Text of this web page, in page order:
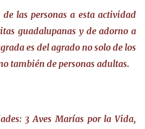
de las personas a esta actividad
guadalupanas y de adorno a
es del agrado no solo de los
también de personas adultas.
3 Aves Marías por la Vida,